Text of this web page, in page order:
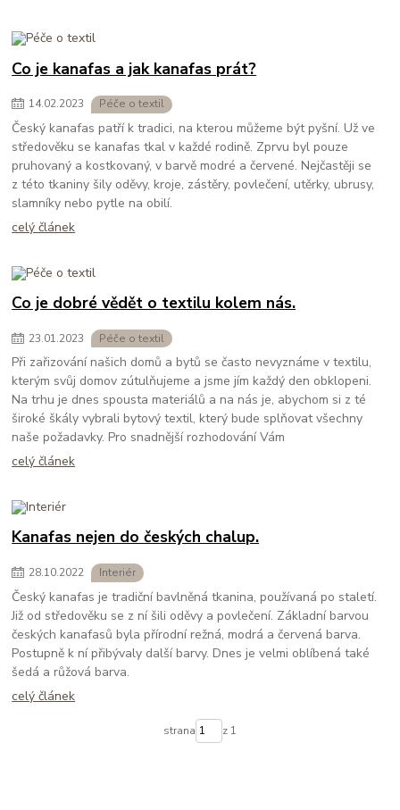
Co je kanafas a jak kanafas prát?
14.02.2023 Péče o textil
Český kanafas patří k tradici, na kterou můžeme být pyšní. Už ve
středověku se kanafas tkal v každé rodině. Zprvu byl pouze
pruhovaný a kostkovaný, v barvě modré a červené. Nejčastěji se
z této tkaniny šily oděvy, kroje, zástěry, povlečení, utěrky, ubrusy,
slamníky nebo pytle na obilí.
celý článek
Co je dobré vědět o textilu kolem nás.
23.01.2023 Péče o textil
Při zařizování našich domů a bytů se často nevyznáme v textilu,
kterým svůj domov zútulňujeme a jsme jím každý den obklopeni.
Na trhu je dnes spousta materiálů a na nás je, abychom si z té
široké škály vybrali bytový textil, který bude splňovat všechny
naše požadavky. Pro snadnější rozhodování Vám
celý článek
Kanafas nejen do českých chalup.
28.10.2022 Interiér
Český kanafas je tradiční bavlněná tkanina, používaná po staletí.
Již od středověku se z ní šili oděvy a povlečení. Základní barvou
českých kanafasů byla přírodní režná, modrá a červená barva.
Postupně k ní přibývaly další barvy. Dnes je velmi oblíbená také
šedá a růžová barva.
celý článek
strana z 1